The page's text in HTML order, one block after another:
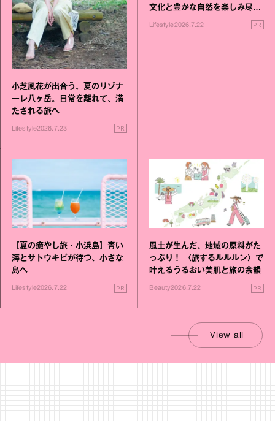
小芝風花が出合う、夏のリゾナ
ーレ八ヶ岳。日常を離れて、満
たされる旅へ
Lifestyle2026.7.23 PR
文化と豊かな自然を楽しみ尽く
Lifestyle2026.7.22 PR
【夏の癒やし旅・小浜島】青い
海とサトウキビが待つ、小さな
島へ
Lifestyle2026.7.22 PR
風土が生んだ、地域の原料がた
っぷり！ 〈旅するルルルン〉で
叶えるうるおい美肌と旅の余韻
Beauty2026.7.22 PR
View all